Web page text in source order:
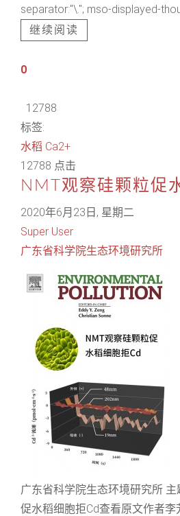
separator:"\."; mso-displayed-
继续阅读
0
12788
标签:
水稻 Ca2+
12788 点击
NMT观察硅颗粒促
2020年6月23日, 星期二
Super User
广东省科学院生态环境研究所
广东省科学院生态环境研究所
促水稻细胞拒Cd查看原文作者李